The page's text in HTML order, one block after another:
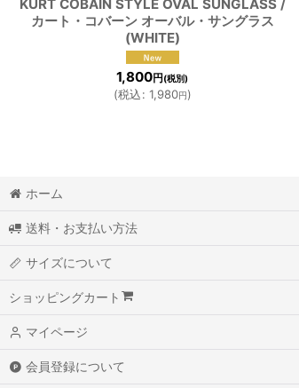
KURT COBAIN STYLE OVAL SUNGLASS /
カート・コバーン オーバル・サングラス
(WHITE)
1,800円 (税別)
(税込: 1,980円)
ホーム
送料・お支払い方法
サイズについて
ショッピングカート
マイページ
会員登録について